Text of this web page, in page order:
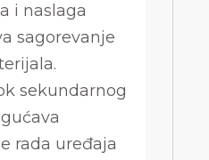
i naslaga
sagorevanje
sekundarnog
rada uređaja